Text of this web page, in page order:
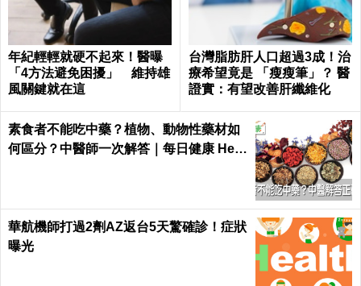
年紀輕輕就硬不起來！醫曝
「4方法避免困擾」 維持雄
風關鍵就在這
台灣脂肪肝人口超過3成！治
療希望竟是 「瘦瘦筆」？ 醫
證實：有望改善肝纖維化
素食者不能吃中藥？植物、動物性藥材如
何區分？中醫師一次解答｜每日健康 Heal
華航機師打過2劑AZ返台5天驚確診！症狀
曝光